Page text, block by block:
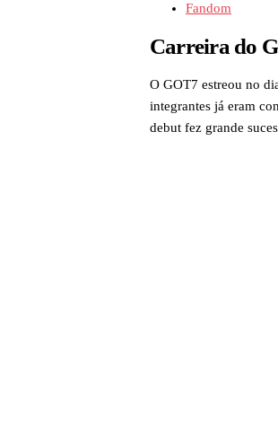
Fandom
Carreira do
O GOT7 estreou no
integrantes já eram
debut fez grande